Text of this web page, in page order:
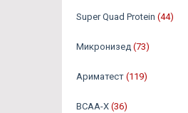
Super Quad Protein (44)
Микронизед (73)
Ариматест (119)
BCAA-X (36)